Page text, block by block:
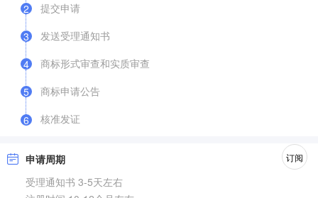
2
提交申请
3
发送受理通知书
4
商标形式审查和实质审查
5
商标申请公告
6 核准发证
申请周期
受理通知书 3-5天左右
订阅